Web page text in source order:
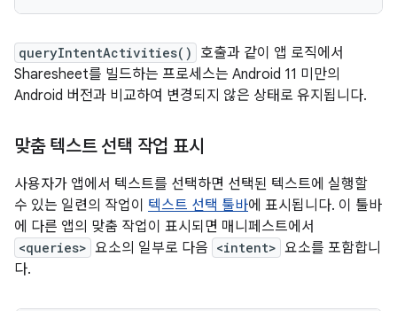
queryIntentActivities()
호출과 같이 앱 로직에서
Sharesheet를 빌드하는 프로세스는 Android 11 미만의
Android 버전과 비교하여 변경되지 않은 상태로 유지됩니다.
맞춤 텍스트 선택 작업 표시
사용자가 앱에서 텍스트를 선택하면 선택된 텍스트에 실행할
수 있는 일련의 작업이 텍스트 선택 툴바에 표시됩니다. 이 툴바
에 다른 앱의 맞춤 작업이 표시되면 매니페스트에서
<queries> 요소의 일부로 다음 <intent> 요소를 포함합니
다.